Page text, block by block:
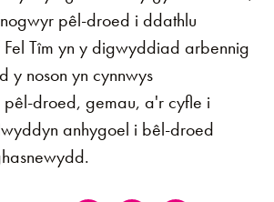
pêl-droed i ddathlu
Tîm yn y digwyddiad arbennig
y noson yn cynnwys
droed, gemau, a'r cyfle i
anhygoel i bêl-droed